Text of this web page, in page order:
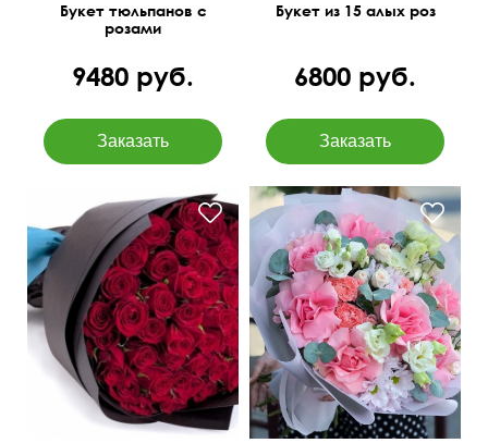
Букет тюльпанов с
розами
9480 руб.
Букет из 15 алых роз
6800 руб.
50 см 60 см
Вывернутые розы,
лизиантусы (эустома),
гвоздика